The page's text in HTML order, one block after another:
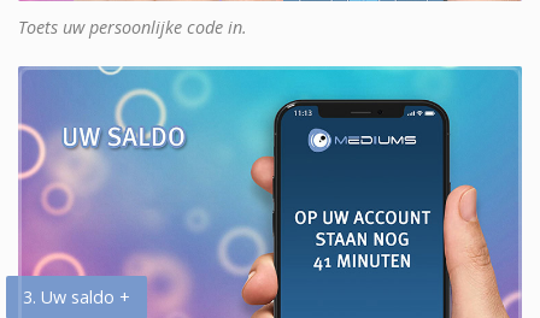
Toets uw persoonlijke code in.
3. Uw saldo +